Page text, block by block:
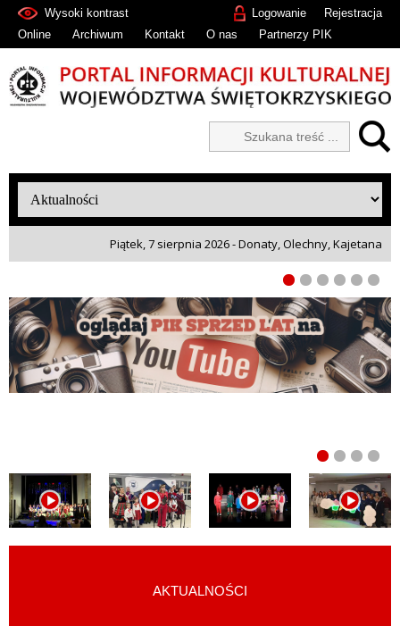
Rejestracja
Logowanie
Wysoki kontrast
Online
Archiwum Kontakt O nas Partnerzy PIK
Piątek, 7 sierpnia 2026 - Donaty, Olechny, Kajetana
AKTUALNOŚCI